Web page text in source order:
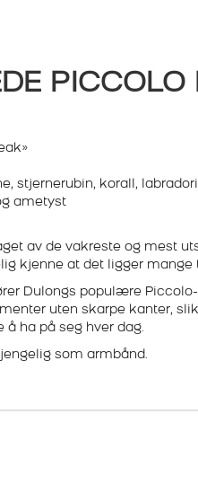
PICCOLO
stjernerubin, korall,
ametyst
av de vakreste og mest
kjenne at det ligger mange
Dulongs populære
uten skarpe kanter,
ha på seg hver dag.
som armbånd.